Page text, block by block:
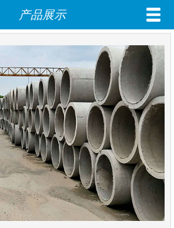
产品展示